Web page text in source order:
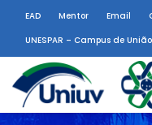
EAD Mentor Email
UNESPAR – Campus de